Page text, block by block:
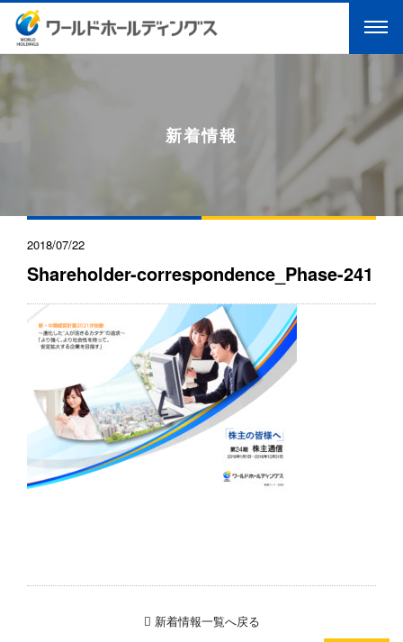
新着情報
2018/07/22
Shareholder-correspondence_Phase-241
新着情報一覧へ戻る